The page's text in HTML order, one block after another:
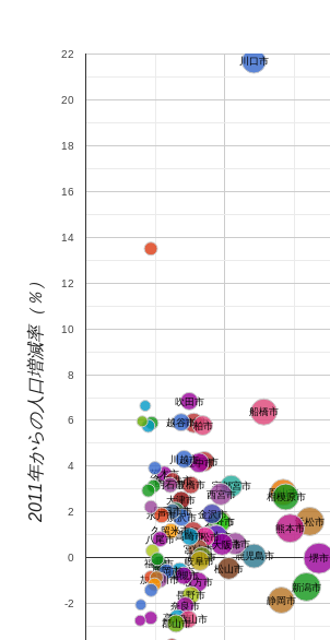
堺市
浜松市
熊本市
新潟市
船橋市
岡山市
相模原市
静岡市
川口市
鹿児島市
宇都宮市
西宮市
倉敷市
大分市
尼崎市
福山市
姫路市
東大阪市
松山市
岡崎市
柏市
豊田市
豊中市
金沢市
一宮市
高松市
宮崎市
富山市
岐阜市
枚方市
吹田市
越谷市
川越市
豊橋市
大津市
那覇市
所沢市
高崎市
前橋市
高槻市
長野市
奈良市
高知市
和歌山市
郡山市
茨木市
春日井市
明石市
四日市市
水戸市
久留米市
八尾市
福井市
盛岡市
加古川市
-2
0
2
4
6
8
10
12
14
16
18
20
22
2011年からの人口増減率（％）